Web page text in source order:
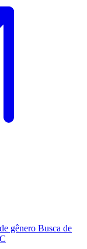
gênero Busca de